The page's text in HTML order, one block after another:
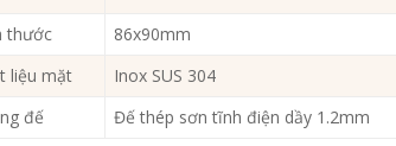
thước
86x90mm
liệu mặt
Inox SUS 304
đế
Đế thép sơn tĩnh điện dầy 1.2mm